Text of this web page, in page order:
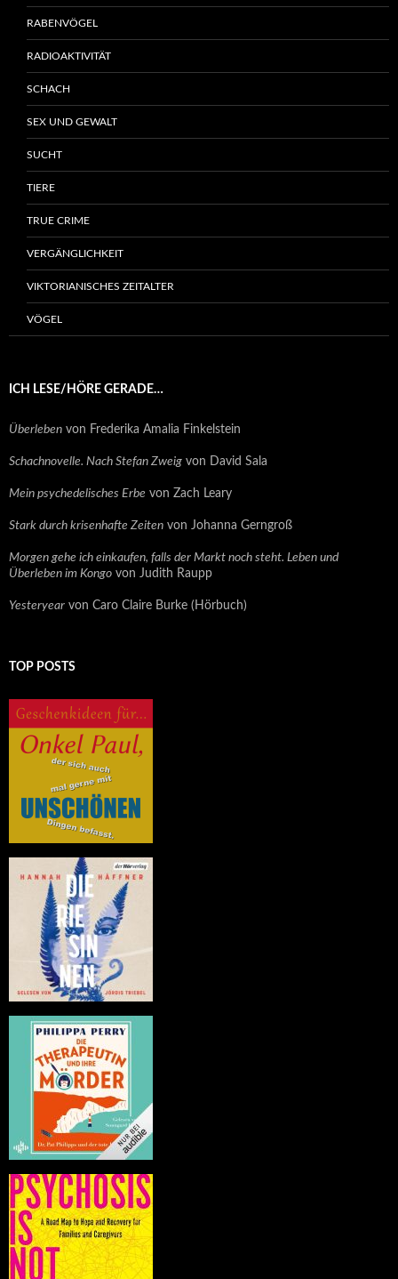
RABENVÖGEL
RADIOAKTIVITÄT
SCHACH
SEX UND GEWALT
SUCHT
TIERE
TRUE CRIME
VERGÄNGLICHKEIT
VIKTORIANISCHES ZEITALTER
VÖGEL
ICH LESE/HÖRE GERADE…
Überleben von Frederika Amalia Finkelstein
Schachnovelle. Nach Stefan Zweig von David Sala
Mein psychedelisches Erbe von Zach Leary
Stark durch krisenhafte Zeiten von Johanna Gerngroß
Morgen gehe ich einkaufen, falls der Markt noch steht. Leben und
Überleben im Kongo von Judith Raupp
Yesteryear von Caro Claire Burke (Hörbuch)
TOP POSTS